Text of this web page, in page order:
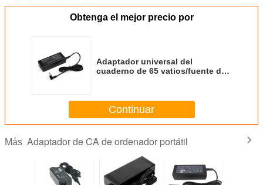
Obtenga el mejor precio por
Adaptador universal del
cuaderno de 65 vatios/fuente de
Continuar
Más Adaptador de CA de ordenador portátil